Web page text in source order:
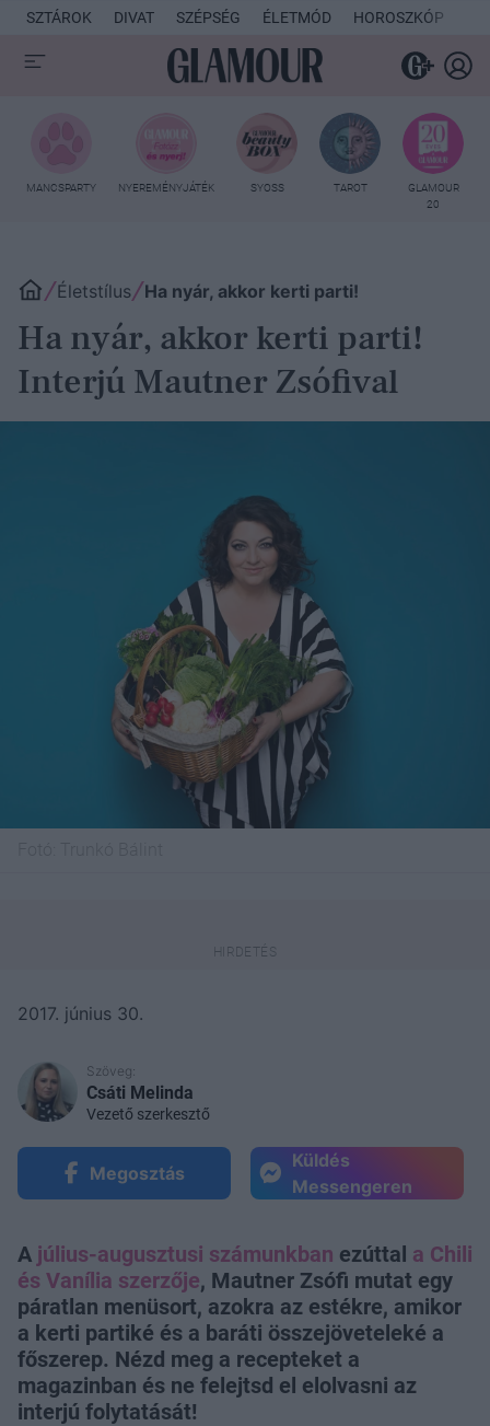
SZTÁROK DIVAT SZÉPSÉG ÉLETMÓD HOROSZKÓP
MANCSPARTY NYEREMÉNYJÁTÉK SYOSS TAROT
GLAMOUR
20
Életstílus Ha nyár, akkor kerti parti!
Ha nyár, akkor kerti parti!
Interjú Mautner Zsófival
2017. június 30.
Szöveg:
Csáti Melinda
Vezető szerkesztő
Megosztás
Küldés
Messengeren
A július-augusztusi számunkban ezúttal a Chili
és Vanília szerzője, Mautner Zsófi mutat egy
páratlan menüsort, azokra az estékre, amikor
a kerti partiké és a baráti összejöveteleké a
főszerep. Nézd meg a recepteket a
magazinban és ne felejtsd el elolvasni az
interjú folytatását!